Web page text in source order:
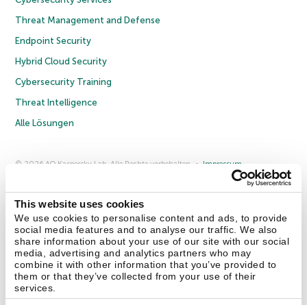
This website uses cookies
We use cookies to personalise content and ads, to provide
social media features and to analyse our traffic. We also
share information about your use of our site with our social
media, advertising and analytics partners who may
combine it with other information that you’ve provided to
them or that they’ve collected from your use of their
services.
Threat Management and Defense
Endpoint Security
Hybrid Cloud Security
Cybersecurity Training
Threat Intelligence
Alle Lösungen
© 2026 AO Kaspersky Lab. Alle Rechte vorbehalten.
Impressum
Lizenzvereinbarung B2B
Anmeldung zum Newsletter für B2B-Vertriebspartner
Kontakt Über uns Partner Blog
Weitere Informationen
Pressemitteilungen
Securelist Eugene Personal Blog Enzyklopädie